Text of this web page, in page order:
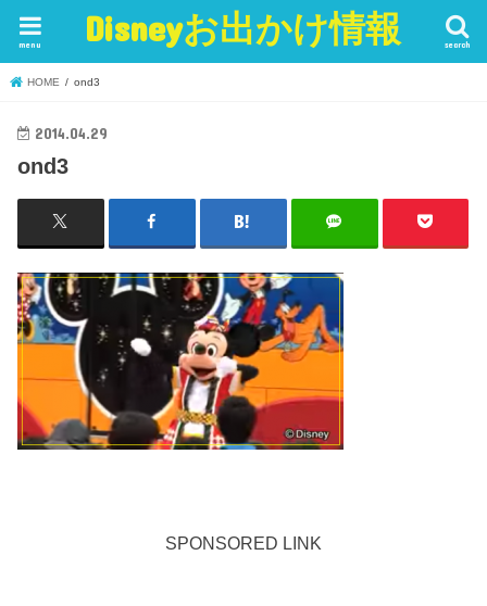
Disneyお出かけ情報 search
menu
HOME ond3
2014.04.29
ond3
SPONSORED LINK